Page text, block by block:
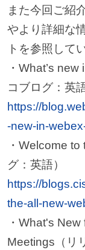
また今回ご紹
やより詳細な
トを参照して
・What’s
コブログ：英語
https://
-new-in-
・Welcome
グ：英語）
https://
the-all-new-
・What's
Meetings（リ